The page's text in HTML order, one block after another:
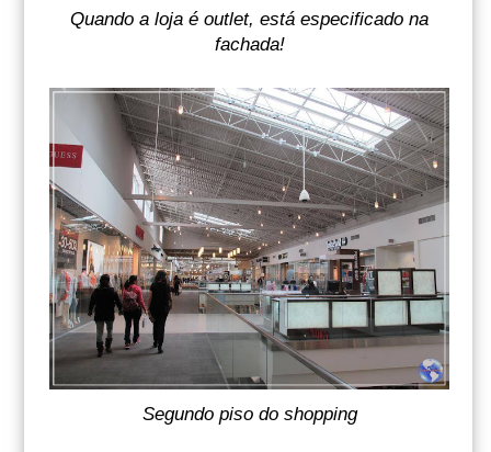
Quando a loja é outlet, está especificado na
fachada!
Segundo piso do shopping